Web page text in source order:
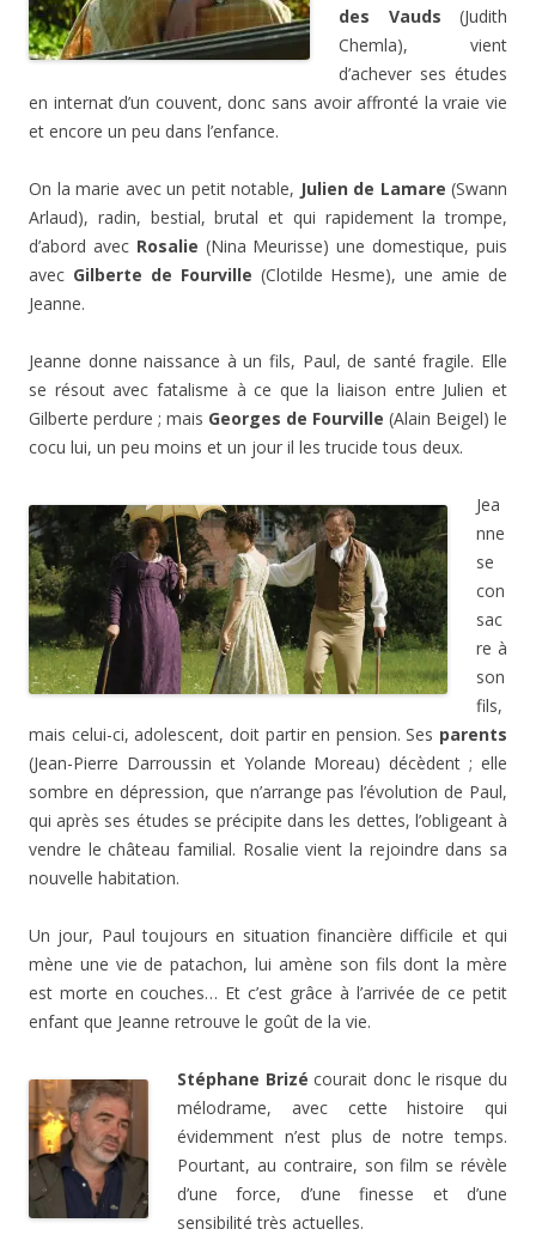
des Vauds (Judith
Chemla), vient
d’achever ses études
en internat d’un couvent, donc sans avoir affronté la vraie vie
et encore un peu dans l’enfance.
On la marie avec un petit notable, Julien de Lamare (Swann
Arlaud), radin, bestial, brutal et qui rapidement la trompe,
d’abord avec Rosalie (Nina Meurisse) une domestique, puis
avec Gilberte de Fourville (Clotilde Hesme), une amie de
Jeanne.
Jeanne donne naissance à un fils, Paul, de santé fragile. Elle
se résout avec fatalisme à ce que la liaison entre Julien et
Gilberte perdure ; mais Georges de Fourville (Alain Beigel) le
cocu lui, un peu moins et un jour il les trucide tous deux.
Jea
nne
se
con
sac
re à
son
fils,
mais celui-ci, adolescent, doit partir en pension. Ses parents
(Jean-Pierre Darroussin et Yolande Moreau) décèdent ; elle
sombre en dépression, que n’arrange pas l’évolution de Paul,
qui après ses études se précipite dans les dettes, l’obligeant à
vendre le château familial. Rosalie vient la rejoindre dans sa
nouvelle habitation.
Un jour, Paul toujours en situation financière difficile et qui
mène une vie de patachon, lui amène son fils dont la mère
est morte en couches… Et c’est grâce à l’arrivée de ce petit
enfant que Jeanne retrouve le goût de la vie.
Stéphane Brizé courait donc le risque du
mélodrame, avec cette histoire qui
évidemment n’est plus de notre temps.
Pourtant, au contraire, son film se révèle
d’une force, d’une finesse et d’une
sensibilité très actuelles.